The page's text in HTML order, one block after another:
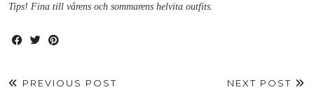
Tips! Fina till vårens och sommarens helvita outfits.
PREVIOUS POST
NEXT POST